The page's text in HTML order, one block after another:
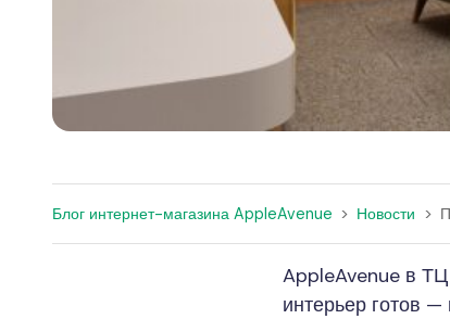
Блог интернет-магазина AppleAvenue > Новости >
AppleAvenue в
интерьер готов